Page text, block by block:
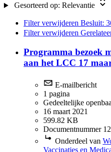
Gesorteerd op: Relevantie
Filter verwijderen Besluit:
Filter verwijderen
Programma bezoek
aan het LCC 17
E-mailbericht
1 pagina
Gedeeltelijke
16 maart 2021
599.82 KB
Documentnummer
Onderdeel van
Vaccinaties en